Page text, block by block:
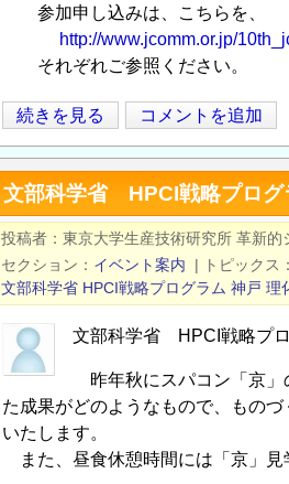
参加申し込みは、こちらを、
http://www.jcomm.or.jp/
それぞれご参照ください。
第
十
回
日
本
ビ
リ
テ
ィ・
ネ
ジ
メ
続きを見る コメントを追加
文部科学省 HPCI戦略プログ
投稿者 東京大学生産技術研究所 革新
セクション
イベント案内 | トピックス
文部科学省 HPCI戦略プログラム 神戸 理
文部科学省 HPCI戦略プロ
昨年秋にスパコン「京」
た成果がどのようなもので、もの
いたします。
また、昼食休憩時間には「京」見